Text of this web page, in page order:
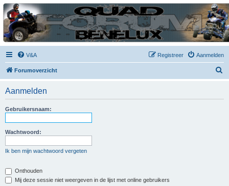
| QFB |
Hét quadforum van de Benelux
V&A Aanmelden
Registreer
Forumoverzicht
Aanmelden
Gebruikersnaam:
Wachtwoord:
Ik ben mijn wachtwoord vergeten
Onthouden
Mij deze sessie niet weergeven in de lijst met online gebruikers